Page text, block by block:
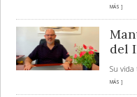
MÁS ]
del
Su
MÁS ]